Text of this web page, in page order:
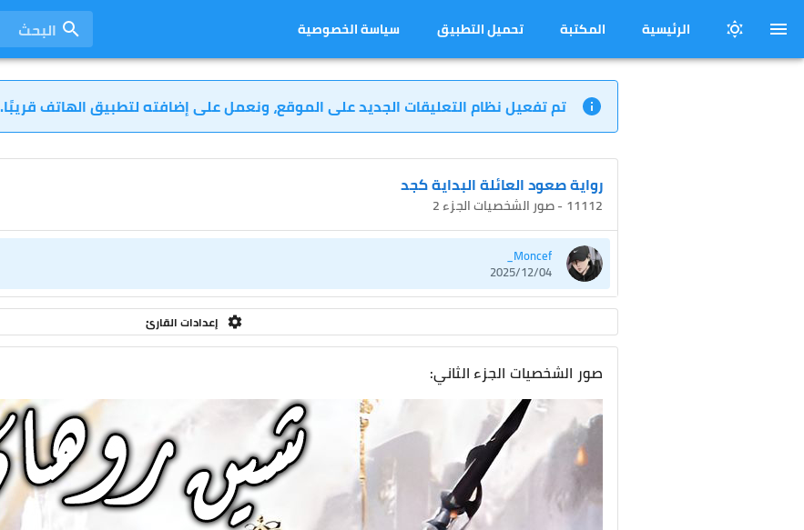
الرئيسية المكتبة تحميل التطبيق سياسة الخصوصية البحث
تم تفعيل نظام التعليقات الجديد على الموقع، ونعمل على إضافته لتطبيق الهاتف قريبًا.
رواية صعود العائلة البداية كجد
11112 - صور الشخصيات الجزء 2
Moncef_
2025/12/04
إعدادات القارئ
صور الشخصيات الجزء الثاني: